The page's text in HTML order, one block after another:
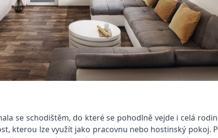
se schodištěm, do které se pohodlně vejde i celá
kterou lze využít jako pracovnu nebo hostinský pokoj.